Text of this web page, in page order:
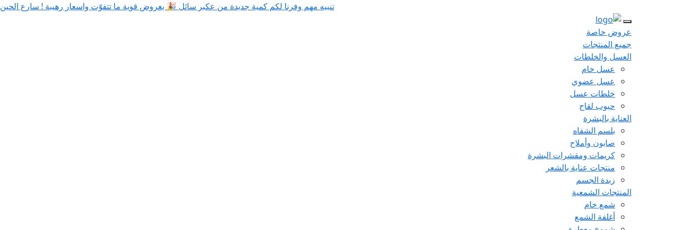
تنبيه مهم وفرنا لكم كمية جديدة من عكبر سائل 🎉 بعروض قوية ما تتفوّت واسعار رهيبة ! سارع الحين
عروض خاصة
جميع المنتجات
العسل والخلطات
عسل خام
عسل عضوي
خلطات عسل
حبوب لقاح
العناية بالبشرة
بلسم الشفاه
صابون وأملاح
كريمات ومقشرات البشرة
منتجات عناية بالشعر
زبدة الجسم
المنتجات الشمعية
شمع خام
أغلفة الشمع